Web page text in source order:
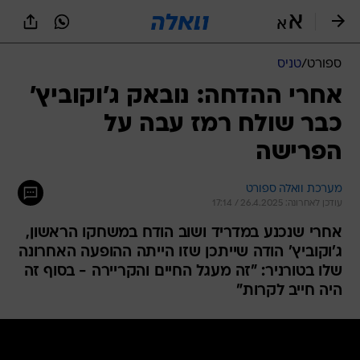
ספורט/טניס
אחרי ההדחה: נובאק ג'וקוביץ'
כבר שולח רמז עבה על
הפרישה
מערכת וואלה ספורט
עודכן לאחרונה: 26.4.2025 / 17:14
אחרי שנכנע במדריד ושוב הודח במשחקו הראשון,
ג'וקוביץ' הודה שייתכן שזו הייתה ההופעה האחרונה
שלו בטורניר: "זה מעגל החיים והקריירה - בסוף זה
היה חייב לקרות"